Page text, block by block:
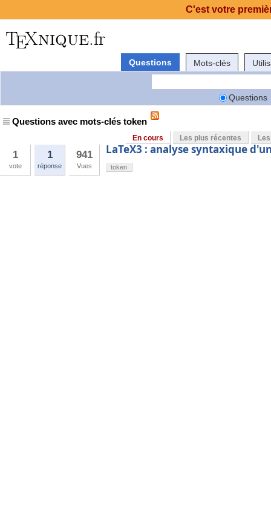
Questions Mots-clés
Questions
Questions avec mots-clés token
En cours Les plus récentes
1
vote
1
réponse
941
Vues
LaTeX3 : analyse syntaxique
token
C'est votre